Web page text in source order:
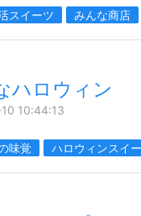
スイーツ みんな商店
ハロウィン
10:44:13
味覚 ハロウィンスイ